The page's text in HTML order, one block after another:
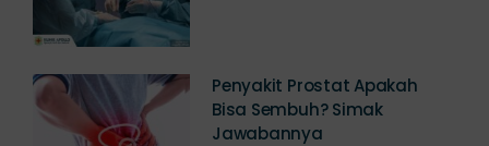
Penyakit Prostat Apakah
Bisa Sembuh? Simak